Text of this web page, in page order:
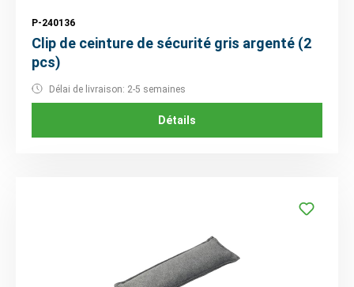
P-240136
Clip de ceinture de sécurité gris argenté (2
pcs)
Délai de livraison: 2-5 semaines
Détails